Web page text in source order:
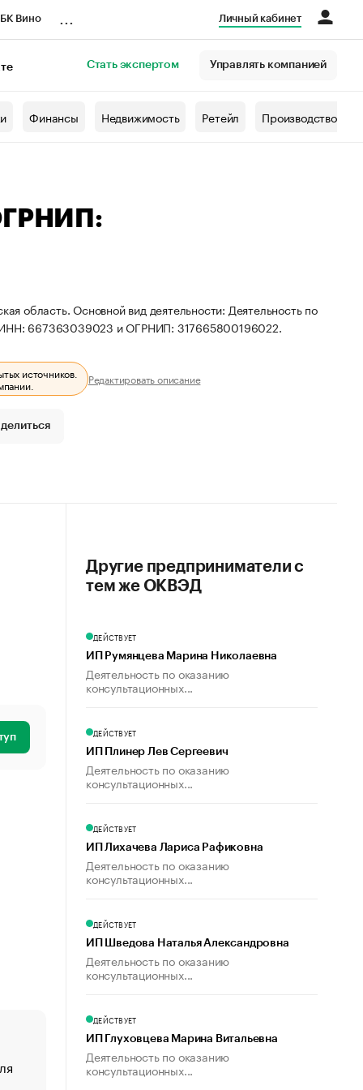
Вино Личный кабинет
Стать экспертом Управлять компанией
Финансы Недвижимость Ретейл Производство
область. Основной вид деятельности: Деятельность по
ИНН: 667363039023 и ОГРНИП: 317665800196022.
источников.
Редактировать описание
«От спорта тело стареет иначе». Как живет глава
создавшей GTA
Другие предприниматели с
тем же ОКВЭД
ДЕЙСТВУЕТ
ИП Румянцева Марина Николаевна
Деятельность по оказанию
консультационных...
ДЕЙСТВУЕТ
ИП Плинер Лев Сергеевич
Деятельность по оказанию
консультационных...
ДЕЙСТВУЕТ
ИП Лихачева Лариса Рафиковна
Деятельность по оказанию
консультационных...
ДЕЙСТВУЕТ
ИП Шведова Наталья Александровна
Деятельность по оказанию
консультационных...
ДЕЙСТВУЕТ
ИП Глуховцева Марина Витальевна
Деятельность по оказанию
консультационных...